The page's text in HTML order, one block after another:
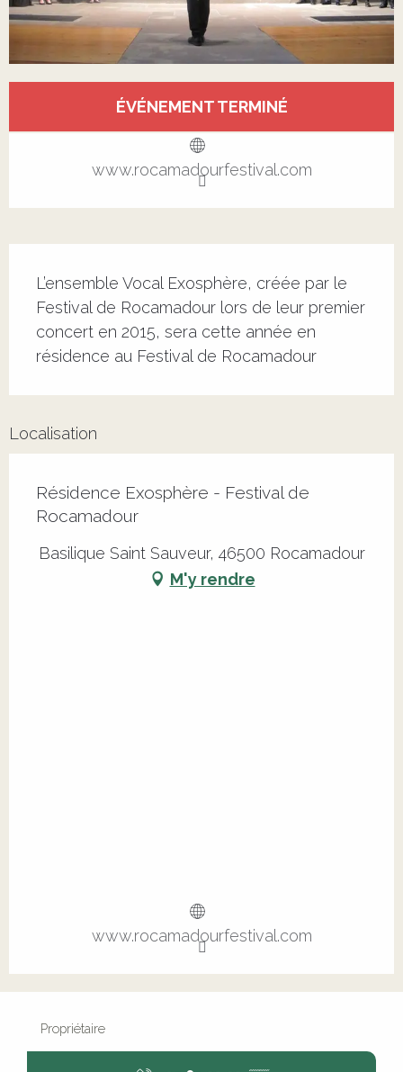
Ouverture et coordonnées
ÉVÉNEMENT TERMINÉ
www.rocamadourfestival.com
L’ensemble Vocal Exosphère, créée par le
Festival de Rocamadour lors de leur premier
concert en 2015, sera cette année en
résidence au Festival de Rocamadour
Localisation
Résidence Exosphère - Festival de
Rocamadour
Basilique Saint Sauveur, 46500 Rocamadour
M'y rendre
www.rocamadourfestival.com
Propriétaire